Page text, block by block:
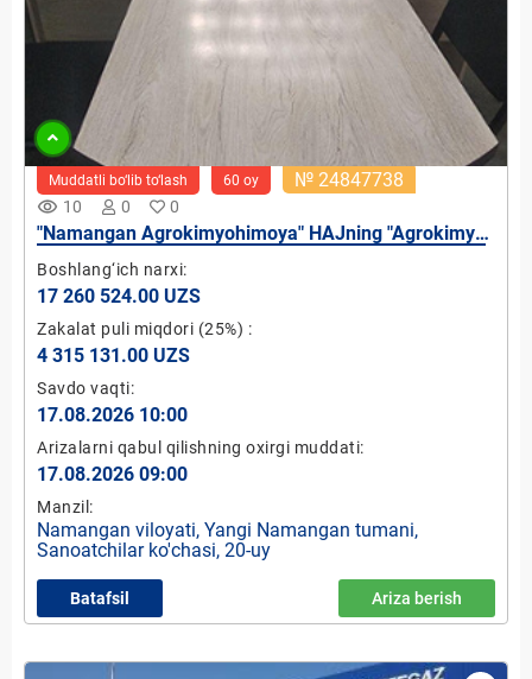
remove_red_eye 10 0 0
Muddatli bo‘lib to‘lash 60 oy № 24847738
"Namangan Agrokimyohimoya" HAJning "Agrokimyo
savdo bazasi" MCHJdagi 37.12 % ulushi
Boshlang‘ich narxi:
17 260 524.00 UZS
Zakalat puli miqdori (25%) :
4 315 131.00 UZS
Savdo vaqti:
17.08.2026 10:00
Arizalarni qabul qilishning oxirgi muddati:
17.08.2026 09:00
Manzil:
Namangan viloyati, Yangi Namangan tumani,
Sanoatchilar ko'chasi, 20-uy
Batafsil Ariza berish